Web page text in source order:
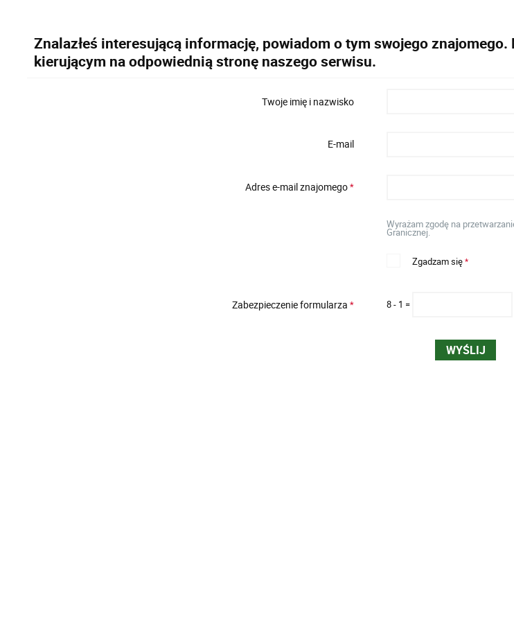
Znalazłeś interesującą informację, powiadom o tym swojego
kierującym na odpowiednią stronę naszego serwisu.
Twoje imię i nazwisko
E-mail
Adres e-mail znajomego*
Wyrażam zgodę na
Granicznej.
Zgadzam się*
Zabezpieczenie formularza * 8 - 1 =